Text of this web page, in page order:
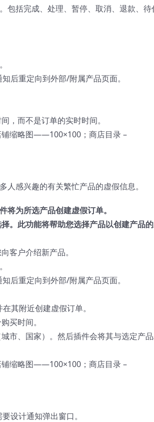
包括完成、处理、暂停、取消、退款、待
后重定向到外部/附属产品页面。
，而不是订单的实时时间。
铺缩略图——100×100；商店目录 –
感兴趣的有关繁忙产品的虚假信息。
将为所选产品创建虚假订单。
。此功能将帮助您选择产品以创建产品
客户介绍新产品。
后重定向到外部/附属产品页面。
其附近创建虚假订单。
买时间。
市、国家）。然后插件会将其与选定产
铺缩略图——100×100；商店目录 –
设计通知弹出窗口。